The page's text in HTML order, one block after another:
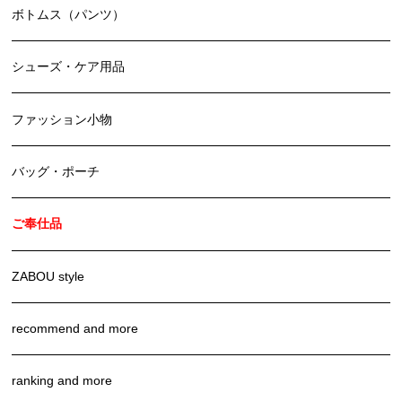
ボトムス（パンツ）
シューズ・ケア用品
ファッション小物
バッグ・ポーチ
ご奉仕品
ZABOU style
recommend and more
ranking and more